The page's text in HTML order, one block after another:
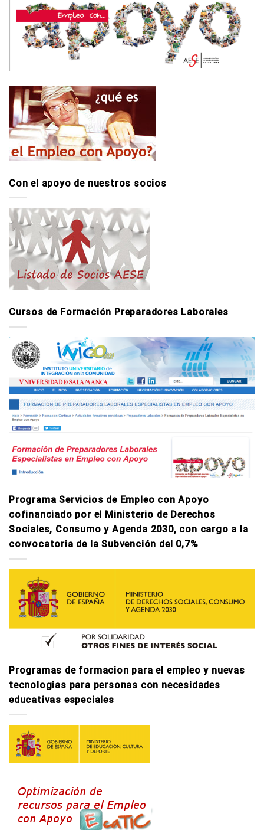
Con el apoyo de nuestros socios
Cursos de Formación Preparadores Laborales
Programa Servicios de Empleo con Apoyo
cofinanciado por el Ministerio de Derechos
Sociales, Consumo y Agenda 2030, con cargo a la
convocatoria de la Subvención del 0,7%
Programas de formacion para el empleo y nuevas
tecnologi­as para personas con necesidades
educativas especiales